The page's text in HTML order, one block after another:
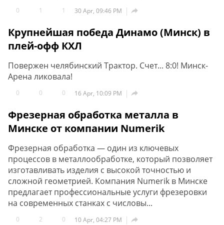
0 1 1 30 Apr, 09:46 PM 
Крупнейшая победа Динамо (Минск) в
плей-офф КХЛ
Повержен челябинский Трактор. Счет... 8:0! Минск-
Арена ликовала!
0 0 0 16 Apr, 10:09 PM 
Фрезерная обработка металла в
Минске от компании Numerik
Фрезерная обработка — один из ключевых
процессов в металлообработке, который позволяет
изготавливать изделия с высокой точностью и
сложной геометрией. Компания Numerik в Минске
предлагает профессиональные услуги фрезеровки
на современных станках с числовы...
0 2 0 10 Apr, 04:27 PM 